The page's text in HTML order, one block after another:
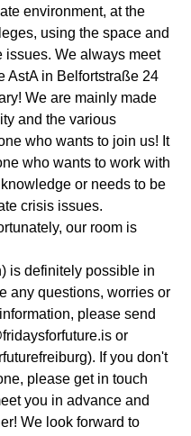
environment, at the
using the space and
issues. We always meet
AstA in Belfortstraße 24
We are mainly made
and the various
who wants to join us! It
who wants to work with
or needs to be
crisis issues.
our room is
is definitely possible in
any questions, worries or
please send
or
If you don't
please get in touch
you in advance and
We look forward to